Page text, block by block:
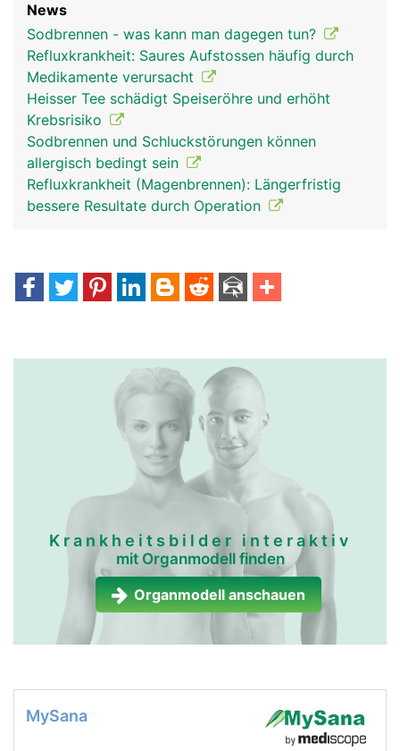
News
Sodbrennen - was kann man dagegen tun?
Refluxkrankheit: Saures Aufstossen häufig durch
Medikamente verursacht
Heisser Tee schädigt Speiseröhre und erhöht
Krebsrisiko
Sodbrennen und Schluckstörungen können
allergisch bedingt sein
Refluxkrankheit (Magenbrennen): Längerfristig
bessere Resultate durch Operation
Krankheitsbilder interaktiv
mit Organmodell finden
Organmodell anschauen
MySana